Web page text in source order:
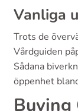
Vanliga
Trots de
Vårdguiden
Sådana
öppenhet
Buying